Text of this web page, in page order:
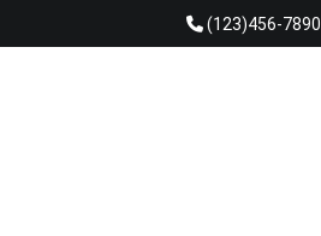
(123)456-7890